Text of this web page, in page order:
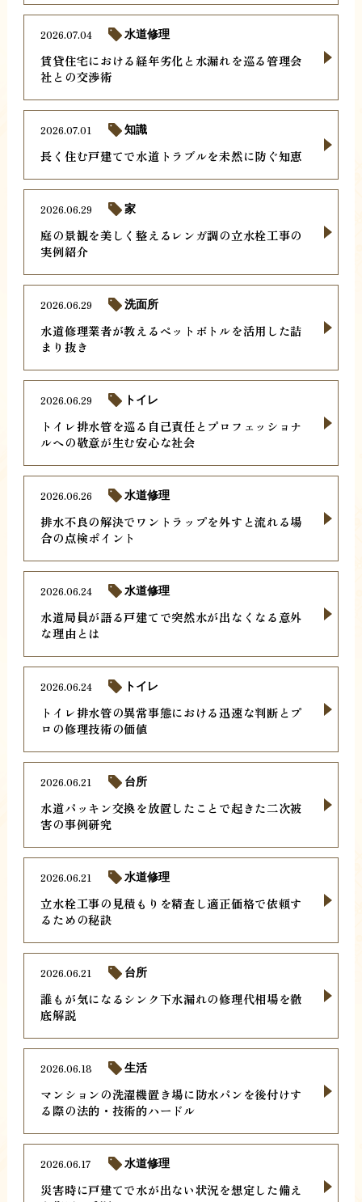
賃貸住宅における経年劣化と水漏れを巡る管理会
社との交渉術
2026.07.04 水道修理
長く住む戸建てで水道トラブルを未然に防ぐ知恵
2026.07.01 知識
庭の景観を美しく整えるレンガ調の立水栓工事の
実例紹介
2026.06.29 家
水道修理業者が教えるペットボトルを活用した詰
まり抜き
2026.06.29 洗面所
トイレ排水管を巡る自己責任とプロフェッショナ
ルへの敬意が生む安心な社会
2026.06.29 トイレ
排水不良の解決でワントラップを外すと流れる場
合の点検ポイント
2026.06.26 水道修理
水道局員が語る戸建てで突然水が出なくなる意外
な理由とは
2026.06.24 水道修理
トイレ排水管の異常事態における迅速な判断とプ
ロの修理技術の価値
2026.06.24 トイレ
水道パッキン交換を放置したことで起きた二次被
害の事例研究
2026.06.21 台所
立水栓工事の見積もりを精査し適正価格で依頼す
るための秘訣
2026.06.21 水道修理
誰もが気になるシンク下水漏れの修理代相場を徹
底解説
2026.06.21 台所
マンションの洗濯機置き場に防水パンを後付けす
る際の法的・技術的ハードル
2026.06.18 生活
災害時に戸建てで水が出ない状況を想定した備え
2026.06.17 水道修理